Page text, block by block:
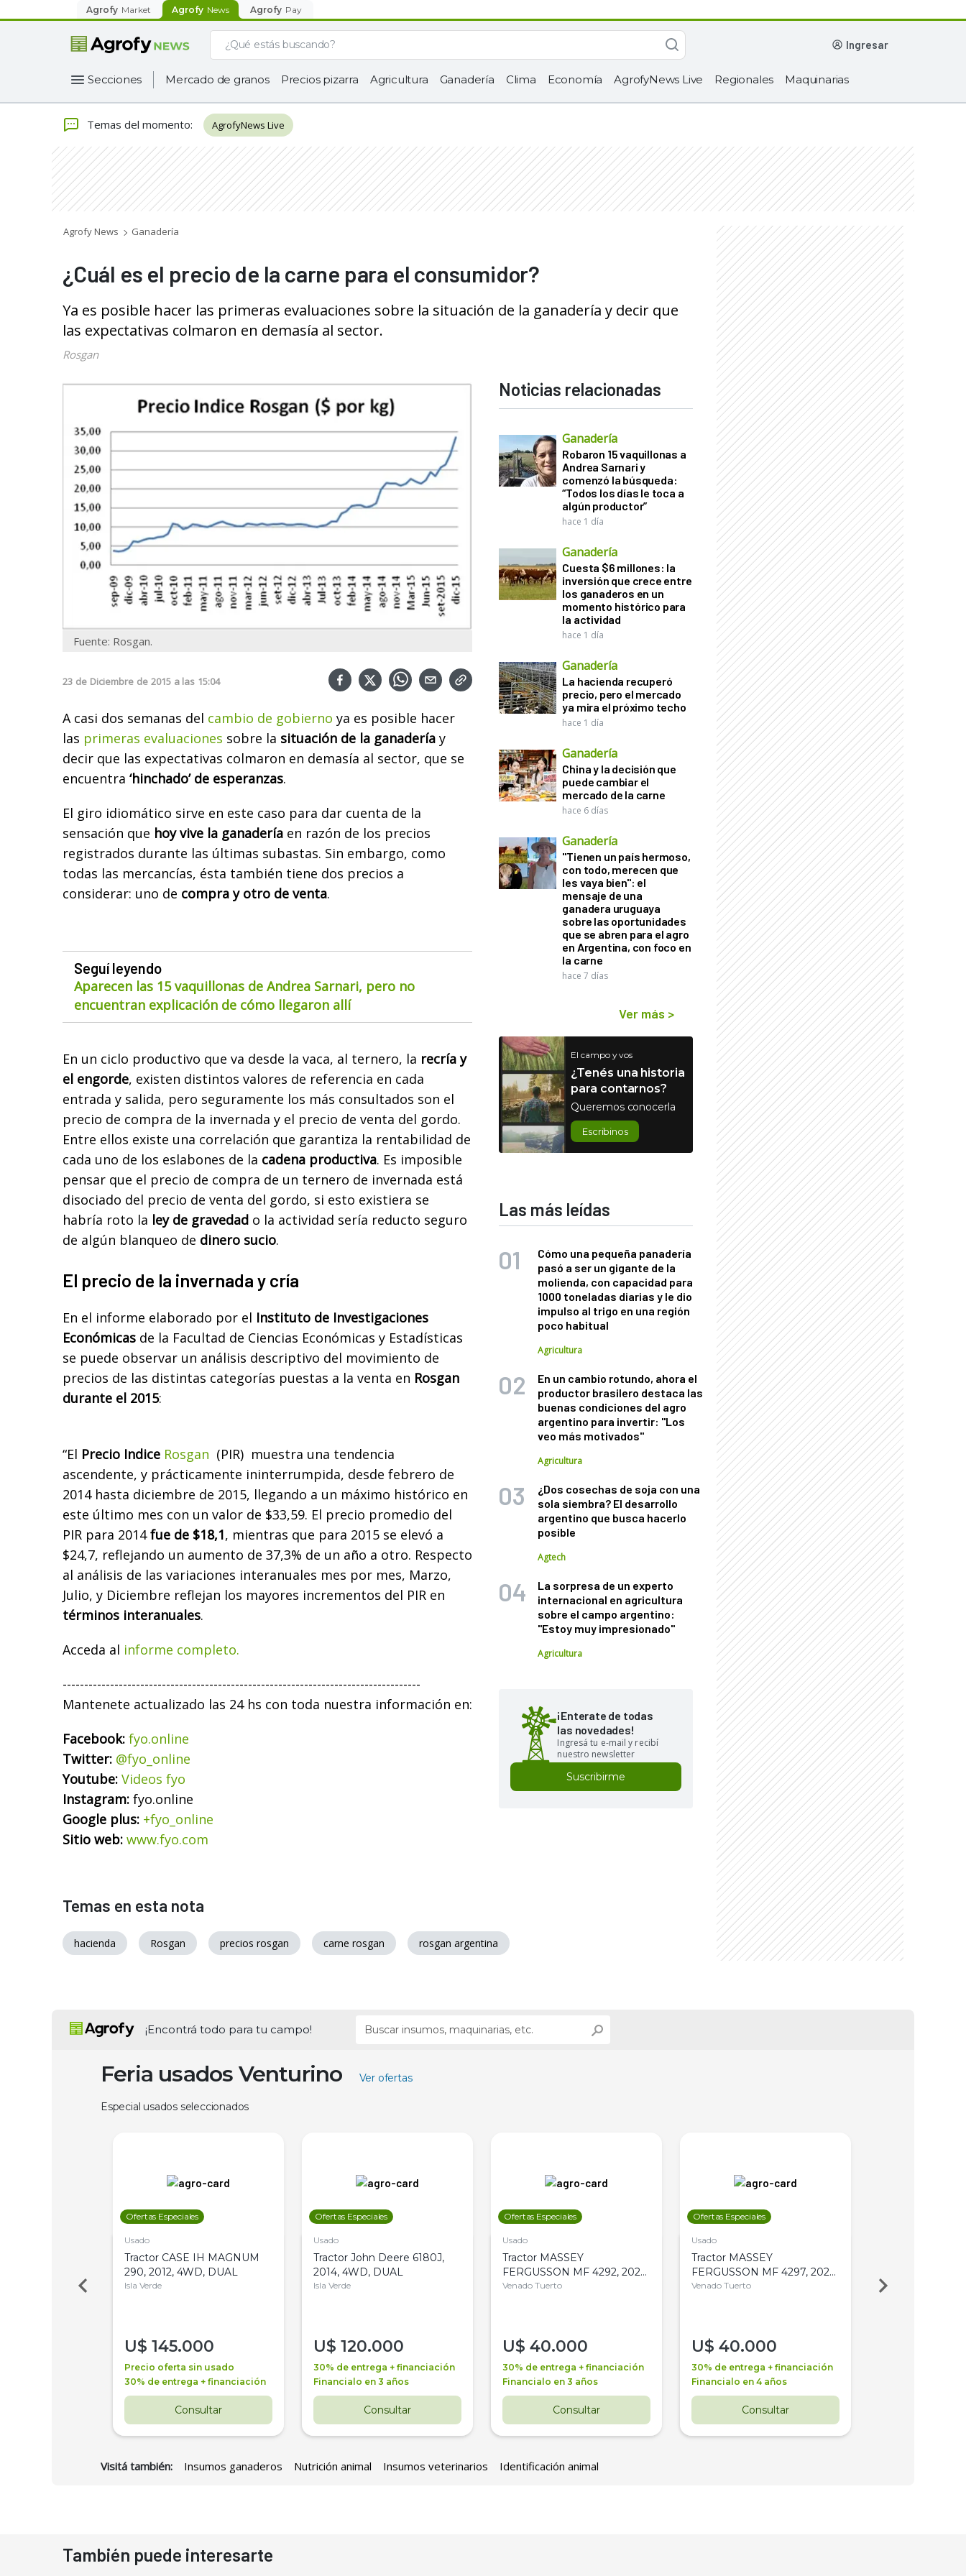
Agrofy Market Agrofy News Agrofy Pay
ingresar
Secciones Mercado de granos Precios pizarra Agricultura Ganadería Clima Economía AgrofyNews Live Regionales Maquinarias
Temas del momento: AgrofyNews Live
Agrofy News Ganadería
¿Cuál es el precio de la carne para el consumidor?
Ya es posible hacer las primeras evaluaciones sobre la situación de la ganadería y decir que
las expectativas colmaron en demasía al sector.
Rosgan
Fuente: Rosgan.
23 de Diciembre de 2015 a las 15:04
A casi dos semanas del cambio de gobierno ya es posible hacer
las primeras evaluaciones sobre la situación de la ganadería y
decir que las expectativas colmaron en demasía al sector, que se
encuentra ‘hinchado’ de esperanzas.
El giro idiomático sirve en este caso para dar cuenta de la
sensación que hoy vive la ganadería en razón de los precios
registrados durante las últimas subastas. Sin embargo, como
todas las mercancías, ésta también tiene dos precios a
considerar: uno de compra y otro de venta.
Seguí leyendo
Aparecen las 15 vaquillonas de Andrea Sarnari, pero no
encuentran explicación de cómo llegaron allí
En un ciclo productivo que va desde la vaca, al ternero, la recría y
el engorde, existen distintos valores de referencia en cada
entrada y salida, pero seguramente los más consultados son el
precio de compra de la invernada y el precio de venta del gordo.
Entre ellos existe una correlación que garantiza la rentabilidad de
cada uno de los eslabones de la cadena productiva. Es imposible
pensar que el precio de compra de un ternero de invernada está
disociado del precio de venta del gordo, si esto existiera se
habría roto la ley de gravedad o la actividad sería reducto seguro
de algún blanqueo de dinero sucio.
El precio de la invernada y cría
En el informe elaborado por el Instituto de Investigaciones
Económicas de la Facultad de Ciencias Económicas y Estadísticas
se puede observar un análisis descriptivo del movimiento de
precios de las distintas categorías puestas a la venta en Rosgan
durante el 2015:
“El Precio Indice Rosgan (PIR) muestra una tendencia
ascendente, y prácticamente ininterrumpida, desde febrero de
2014 hasta diciembre de 2015, llegando a un máximo histórico en
este último mes con un valor de $33,59. El precio promedio del
PIR para 2014fue de $18,1, mientras que para 2015 se elevó a
$24,7, reflejando un aumento de 37,3% de un año a otro. Respecto
al análisis de las variaciones interanuales mes por mes, Marzo,
Julio, y Diciembre reflejan los mayores incrementos del PIR en
términos interanuales.
Acceda al informe completo.
-----------------------------------------------------------------------------------
Mantenete actualizado las 24 hs con toda nuestra información en:
Facebook: fyo.online
Twitter: @fyo_online
Youtube: Videos fyo
Instagram: fyo.online
Google plus: +fyo_online
Sitio web: www.fyo.com
Noticias relacionadas
Ganadería
Robaron 15 vaquillonas a
Andrea Sarnari y
comenzó la búsqueda:
“Todos los días le toca a
algún productor”
hace 1 día
Ganadería
Cuesta $6 millones: la
inversión que crece entre
los ganaderos en un
momento histórico para
la actividad
hace 1 día
Ganadería
La hacienda recuperó
precio, pero el mercado
ya mira el próximo techo
hace 1 día
Ganadería
China y la decisión que
puede cambiar el
mercado de la carne
hace 6 días
Ganadería
"Tienen un país hermoso,
con todo, merecen que
les vaya bien": el
mensaje de una
ganadera uruguaya
sobre las oportunidades
que se abren para el agro
en Argentina, con foco en
la carne
hace 7 días
Ver más >
El campo y vos
¿Tenés una historia
para contarnos?
Queremos conocerla
Escribinos
Las más leídas
Cómo una pequeña panadería
pasó a ser un gigante de la
molienda, con capacidad para
1000 toneladas diarias y le dio
impulso al trigo en una región
poco habitual
Agricultura
En un cambio rotundo, ahora el
productor brasilero destaca las
buenas condiciones del agro
argentino para invertir: "Los
veo más motivados"
Agricultura
¿Dos cosechas de soja con una
sola siembra? El desarrollo
argentino que busca hacerlo
posible
Agtech
La sorpresa de un experto
internacional en agricultura
sobre el campo argentino:
"Estoy muy impresionado"
Agricultura
¡Enterate de todas
las novedades!
Ingresá tu e-mail y recibí
nuestro newsletter
Suscribirme
Temas en esta nota
hacienda Rosgan precios rosgan carne rosgan rosgan argentina
¡Encontrá todo para tu campo!
Feria usados Venturino Ver ofertas
Especial usados seleccionados
Ofertas Especiales
Usado
Tractor CASE IH MAGNUM
290, 2012, 4WD, DUAL
Isla Verde
U$ 145.000
Precio oferta sin usado
30% de entrega + financiación
Consultar
Ofertas Especiales
Usado
Tractor John Deere 6180J,
2014, 4WD, DUAL
Isla Verde
U$ 120.000
30% de entrega + financiación
Financialo en 3 años
Consultar
Ofertas Especiales
Usado
Tractor MASSEY
FERGUSSON MF 4292, 2020,
4WD, PATON
Venado Tuerto
U$ 40.000
30% de entrega + financiación
Financialo en 3 años
Consultar
Ofertas Especiales
Usado
Tractor MASSEY
FERGUSSON MF 4297, 2020,
4WD, PATON
Venado Tuerto
U$ 40.000
30% de entrega + financiación
Financialo en 4 años
Consultar
Venado Tuerto
Visitá también: Insumos ganaderos Nutrición animal Insumos veterinarios Identificación animal
También puede interesarte